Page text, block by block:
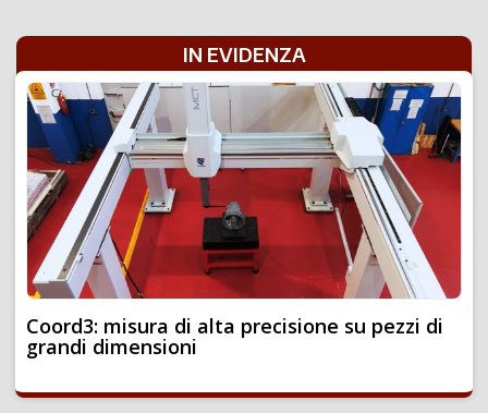
IN EVIDENZA
Coord3: misura di alta precisione su pezzi di
grandi dimensioni